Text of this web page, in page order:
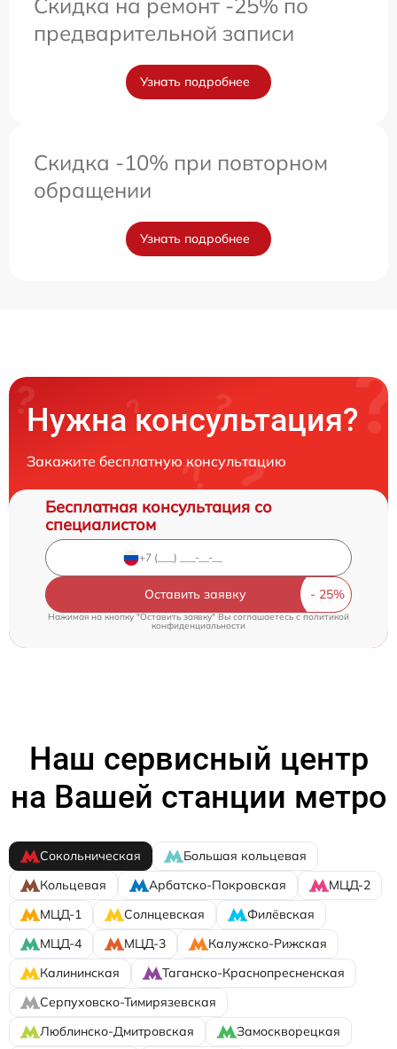
предварительной записи
Узнать подробнее
Скидка -10% при повторном
обращении
Узнать подробнее
Нужна консультация?
Закажите бесплатную консультацию
Бесплатная консультация со
специалистом
Оставить заявку
Нажимая на кнопку "Оставить заявку" Вы соглашаетесь cполитикой
конфиденциальности
Наш сервисный центр
на Вашей станции метро
Сокольническая
Большая кольцевая
Кольцевая
Арбатско-Покровская
МЦД-2
МЦД-1
Солнцевская
Филёвская
МЦД-4
МЦД-3
Калужско-Рижская
Калининская
Таганско-Краснопресненская
Серпуховско-Тимирязевская
Люблинско-Дмитровская
Замоскворецкая